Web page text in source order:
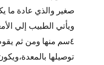
صغير والذي عادة ما
ويأتي الطبيب إلي
توصيلها